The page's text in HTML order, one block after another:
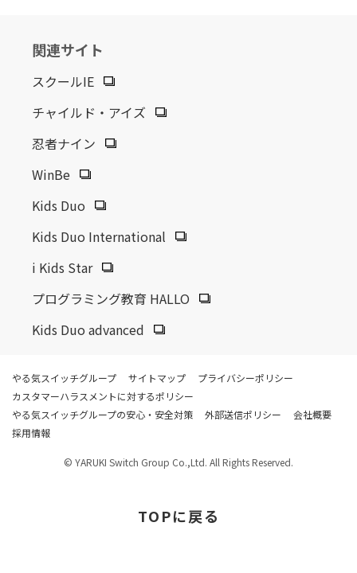
関連サイト
スクールIE
チャイルド・アイズ
忍者ナイン
WinBe
Kids Duo
Kids Duo International
i Kids Star
プログラミング教育 HALLO
Kids Duo advanced
やる気スイッチグループ サイトマップ
プライバシーポリシー
カスタマーハラスメントに対するポリシー
やる気スイッチグループの安心・安全対策
外部送信ポリシー
会社概要
採用情報
© YARUKI Switch Group Co.,Ltd. All Rights Reserved.
TOPに戻る